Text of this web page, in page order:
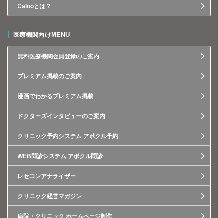
Calooとは？
医療機関向けMENU
無料医療機関会員登録のご案内
プレミアム掲載のご案内
漫画でわかるプレミアム掲載
ドクターズインタビューのご案内
クリニック予約システム アポクル予約
WEB問診システム アポクル問診
レセコンアナライザー
クリニック経営マガジン
病院・クリニック ホームページ制作